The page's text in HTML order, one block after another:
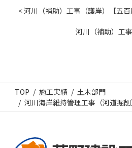
< 河川（補助）工事（護岸）【五百
河川（補助）工
TOP 施工実績
土木部門
河川海岸維持管理工事（河道掘削